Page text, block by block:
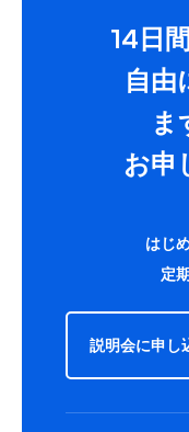
14日
自由
ま
お申
はじ
定
説明会に申し